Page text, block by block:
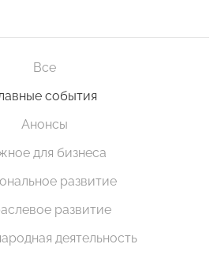
Все
события
Анонсы
для бизнеса
развитие
развитие
деятельность